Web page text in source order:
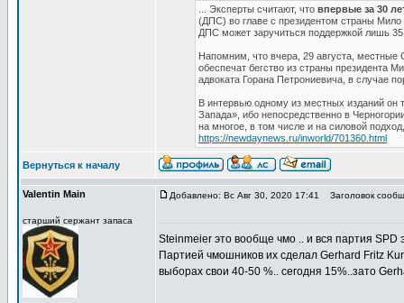
... Эксперты считают, что впервые за 30
(ДПС) во главе с президентом страны
ДПС может заручиться поддержкой лишь
Напомним, что вчера, 29 августа, местные
обеспечат бегство из страны президента
адвоката Горана Петрониевича, в случае
В интервью одному из местных изданий он
Запада», ибо непосредственно в
на многое, в том числе и на силовой
https://newdaynews.ru/inworld/701360.html
Вернуться к началу
Valentin Main
старший сержант запаса
Добавлено: Вс Авг 30, 2020 17:41 Заголовок
Steinmeier это вообще чмо .. и вся партия SPD
Партией чмошников их сделал Gerhard Fritz
выборах свои 40-50 %.. сегодня 15%..зато